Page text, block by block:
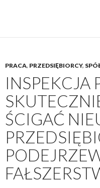
PRACA, PRZEDSIĘBIORCY,
INSPEKCJA
ŚCIGAĆ